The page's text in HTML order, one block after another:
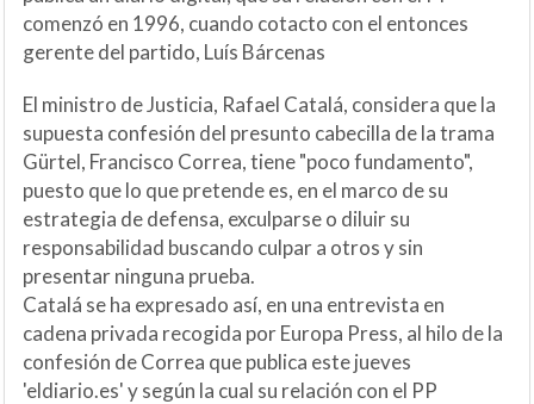
comenzó en 1996, cuando cotacto con el entonces
gerente del partido, Luís Bárcenas
El ministro de Justicia, Rafael Catalá, considera que la
supuesta confesión del presunto cabecilla de la trama
Gürtel, Francisco Correa, tiene "poco fundamento",
puesto que lo que pretende es, en el marco de su
estrategia de defensa, exculparse o diluir su
responsabilidad buscando culpar a otros y sin
presentar ninguna prueba.
Catalá se ha expresado así, en una entrevista en
cadena privada recogida por Europa Press, al hilo de la
confesión de Correa que publica este jueves
'eldiario.es' y según la cual su relación con el PP